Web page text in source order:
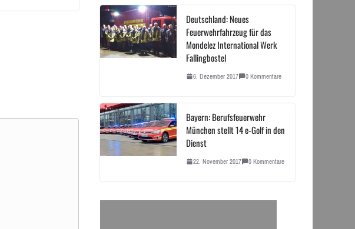
Deutschland: Neues
Feuerwehrfahrzeug für das
Mondelez International Werk
Fallingbostel
6. Dezember 2017 0 Kommentare
Bayern: Berufsfeuerwehr
München stellt 14 e-Golf in den
Dienst
22. November 2017 0 Kommentare